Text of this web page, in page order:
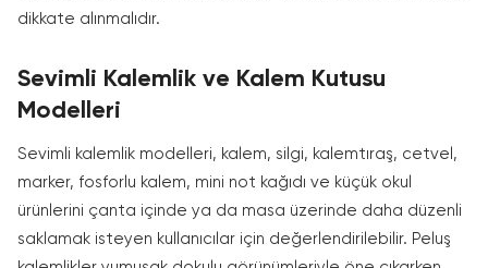
dikkate alınmalıdır.
Sevimli Kalemlik ve Kalem Kutusu
Modelleri
Sevimli kalemlik modelleri, kalem, silgi, kalemtıraş, cetvel,
marker, fosforlu kalem, mini not kağıdı ve küçük okul
ürünlerini çanta içinde ya da masa üzerinde daha düzenli
saklamak isteyen kullanıcılar için değerlendirilebilir. Peluş